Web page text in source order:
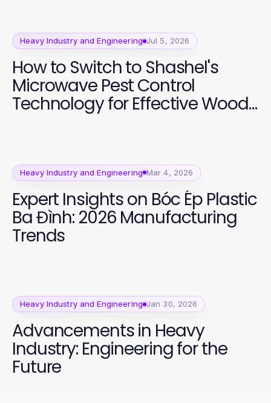
Heavy Industry and Engineering Jul 5, 2026
How to Switch to Shashel's
Microwave Pest Control
Technology for Effective Wood
Preservation
Heavy Industry and Engineering Mar 4, 2026
Expert Insights on Bóc Ép Plastic
Ba Đình: 2026 Manufacturing
Trends
Heavy Industry and Engineering Jan 30, 2026
Advancements in Heavy
Industry: Engineering for the
Future